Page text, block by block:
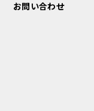
お問い合わせ